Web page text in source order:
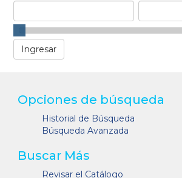
Opciones de búsqueda
Historial de Búsqueda
Búsqueda Avanzada
Buscar Más
Revisar el Catálogo